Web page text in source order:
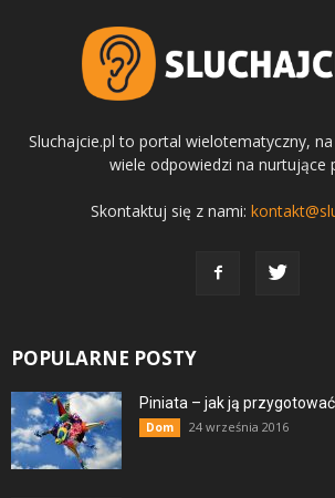
Sluchajcie.pl to portal wielotematyczny,
wiele odpowiedzi na nurtujące
Skontaktuj się z nami:
POPULARNE POSTY
Piniata – jak ją
Dom 24 września 2016